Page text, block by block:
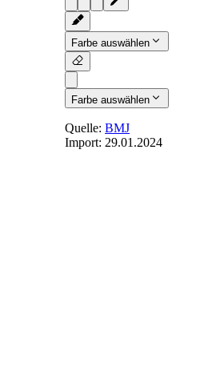
Farbe auswählen
Farbe auswählen
Quelle:BMJ
Import: 29.01.2024